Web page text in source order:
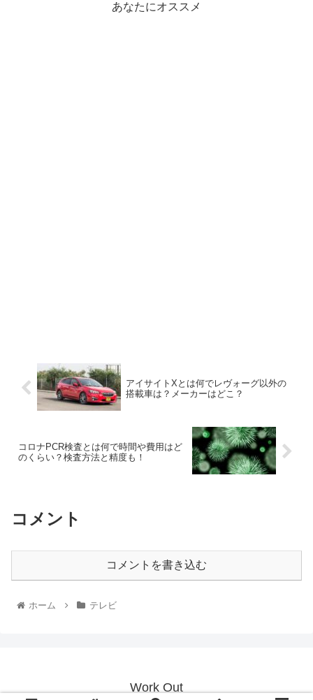
あなたにオススメ
アイサイトXとは何でレヴォーグ以外の
搭載車は？メーカーはどこ？
コロナPCR検査とは何で時間や費用はど
のくらい？検査方法と精度も！
コメント
コメントを書き込む
ホーム テレビ
Work Out